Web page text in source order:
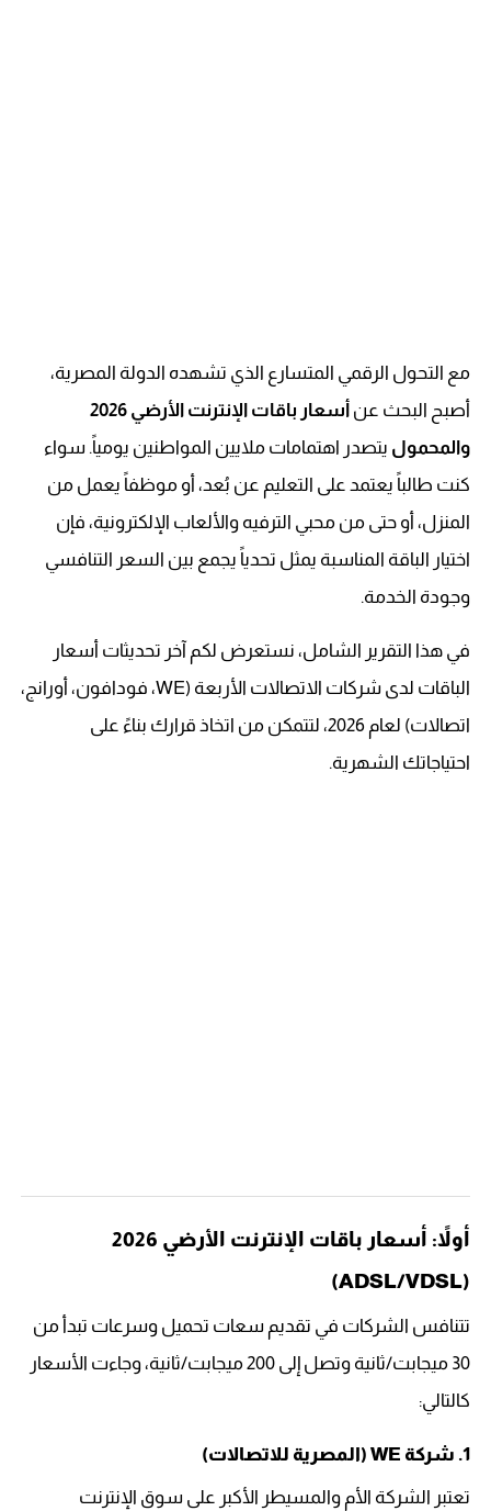
مع التحول الرقمي المتسارع الذي تشهده الدولة المصرية،
أصبح البحث عن
أسعار باقات الإنترنت الأرضي 2026
والمحمول يتصدر اهتمامات ملايين المواطنين يومياً. سواء
كنت طالباً يعتمد على التعليم عن بُعد، أو موظفاً يعمل من
المنزل، أو حتى من محبي الترفيه والألعاب الإلكترونية، فإن
اختيار الباقة المناسبة يمثل تحدياً يجمع بين السعر التنافسي
وجودة الخدمة.
في هذا التقرير الشامل، نستعرض لكم آخر تحديثات أسعار
الباقات لدى شركات الاتصالات الأربعة (WE، فودافون، أورانج،
اتصالات) لعام 2026، لتتمكن من اتخاذ قرارك بناءً على
احتياجاتك الشهرية.
أولاً: أسعار باقات الإنترنت الأرضي 2026
(ADSL/VDSL)
تتنافس الشركات في تقديم سعات تحميل وسرعات تبدأ من
30 ميجابت/ثانية وتصل إلى 200 ميجابت/ثانية، وجاءت الأسعار
كالتالي:
1. شركة WE (المصرية للاتصالات)
تعتبر الشركة الأم والمسيطر الأكبر على سوق الإنترنت